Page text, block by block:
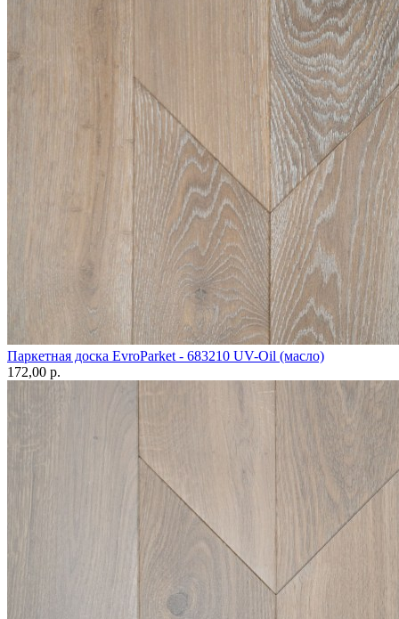
Паркетная доска EvroParket - 683210 UV-Oil (масло)
172,00 p.